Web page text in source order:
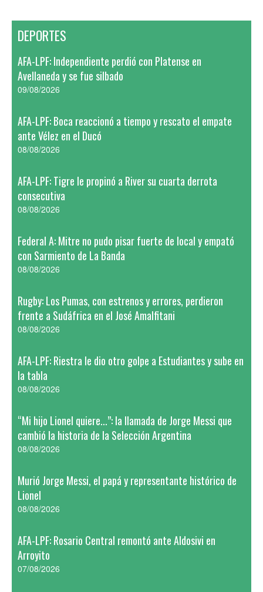
DEPORTES
AFA-LPF: Independiente perdió con Platense en
Avellaneda y se fue silbado
09/08/2026
AFA-LPF: Boca reaccionó a tiempo y rescato el empate
ante Vélez en el Ducó
08/08/2026
AFA-LPF: Tigre le propinó a River su cuarta derrota
consecutiva
08/08/2026
Federal A: Mitre no pudo pisar fuerte de local y empató
con Sarmiento de La Banda
08/08/2026
Rugby: Los Pumas, con estrenos y errores, perdieron
frente a Sudáfrica en el José Amalfitani
08/08/2026
AFA-LPF: Riestra le dio otro golpe a Estudiantes y sube en
la tabla
08/08/2026
“Mi hijo Lionel quiere...”: la llamada de Jorge Messi que
cambió la historia de la Selección Argentina
08/08/2026
Murió Jorge Messi, el papá y representante histórico de
Lionel
08/08/2026
AFA-LPF: Rosario Central remontó ante Aldosivi en
Arroyito
07/08/2026